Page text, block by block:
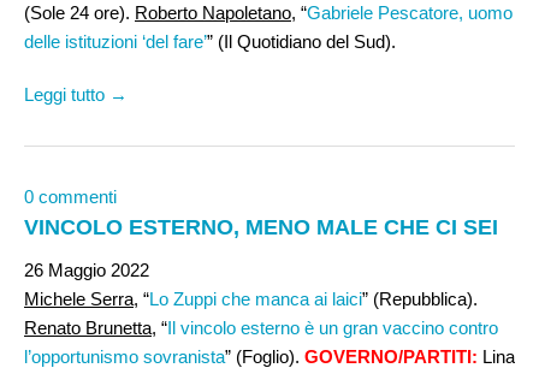
(Sole 24 ore). Roberto Napoletano, “Gabriele Pescatore, uomo
delle istituzioni ‘del fare’” (Il Quotidiano del Sud).
Leggi tutto →
0 commenti
VINCOLO ESTERNO, MENO MALE CHE CI SEI
26 Maggio 2022
Michele Serra, “Lo Zuppi che manca ai laici” (Repubblica).
Renato Brunetta, “Il vincolo esterno è un gran vaccino contro
l’opportunismo sovranista” (Foglio). GOVERNO/PARTITI: Lina